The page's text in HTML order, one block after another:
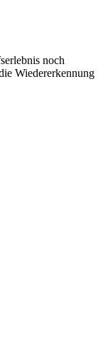
noch
Wiedererkennung